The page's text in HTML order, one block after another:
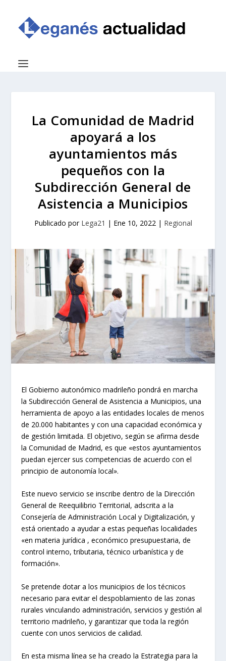
La Comunidad de Madrid
apoyará a los
ayuntamientos más
pequeños con la
Subdirección General de
Asistencia a Municipios
Publicado por Lega21 | Ene 10, 2022| Regional
El Gobierno autonómico madrileño pondrá en marcha
la Subdirección General de Asistencia a Municipios, una
herramienta de apoyo a las entidades locales de menos
de 20.000 habitantes y con una capacidad económica y
de gestión limitada. El objetivo, según se afirma desde
la Comunidad de Madrid, es que «estos ayuntamientos
puedan ejercer sus competencias de acuerdo con el
principio de autonomía local».
Este nuevo servicio se inscribe dentro de la Dirección
General de Reequilibrio Territorial, adscrita a la
Consejería de Administración Local y Digitalización, y
está orientado a ayudar a estas pequeñas localidades
«en materia jurídica , económico presupuestaria, de
control interno, tributaria, técnico urbanística y de
formación».
Se pretende dotar a los municipios de los técnicos
necesario para evitar el despoblamiento de las zonas
rurales vinculando administración, servicios y gestión al
territorio madrileño, y garantizar que toda la región
cuente con unos servicios de calidad.
En esta misma línea se ha creado la Estrategia para la